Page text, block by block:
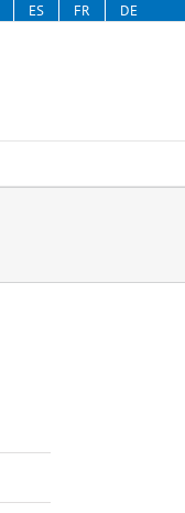
ES FR DE